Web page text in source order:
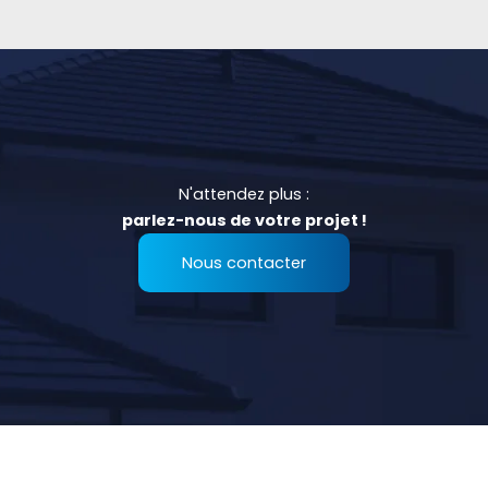
N'attendez plus :
parlez-nous de votre projet !
Nous contacter